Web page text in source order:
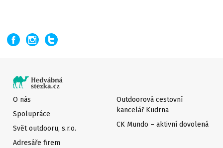
O nás
Spolupráce
Svět outdooru, s.r.o.
Adresáře firem
Outdoorová cestovní
kancelář Kudrna
CK Mundo – aktivní dovolená